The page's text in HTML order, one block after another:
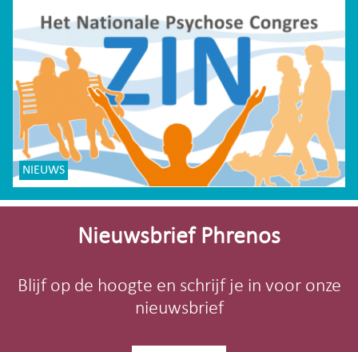
NIEUWS
Site-
Nieuwsbrief Phrenos
Blijf op de hoogte en schrijf je in voor onze
nieuwsbrief